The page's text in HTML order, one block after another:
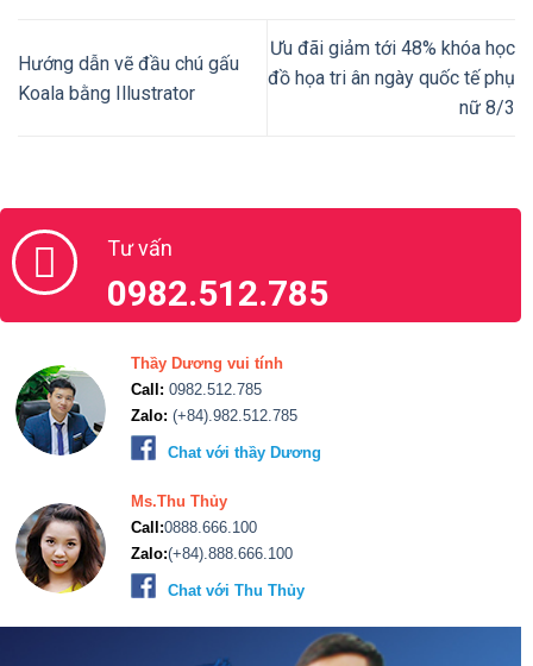
Hướng dẫn vẽ đầu chú gấu
Koala bằng Illustrator
Ưu đãi giảm tới 48% khóa học
đồ họa tri ân ngày quốc tế phụ
nữ 8/3
Tư vấn
0982.512.785
Thầy Dương vui tính
Call: 0982.512.785
Zalo: (+84).982.512.785
Chat với thầy Dương
Ms.Thu Thủy
Call:0888.666.100
Zalo:(+84).888.666.100
Chat với Thu Thủy